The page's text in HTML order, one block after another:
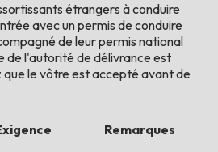
étrangers à conduire
avec un permis de conduire
de leur permis national
de l'autorité de délivrance est
le vôtre est accepté avant de
Remarques